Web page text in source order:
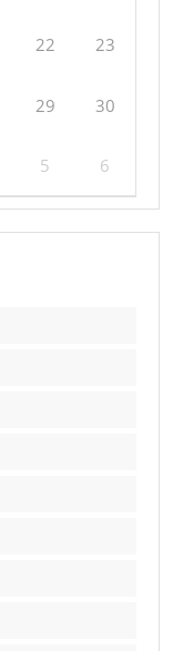
22 23
29 30
5 6